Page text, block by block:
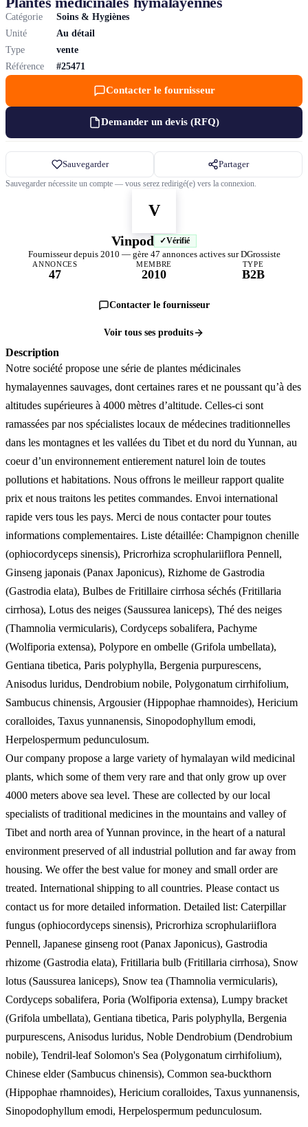
Catégorie
Soins & Hygiènes
Unité
Au détail
Type
vente
Référence
#25471
Contacter le fournisseur
Demander un devis (RFQ)
Sauvegarder Partager
Sauvegarder nécessite un compte — vous serez redirigé(e) vers la connexion.
V
Vinpod Vérifié
Fournisseur depuis 2010 — gère 47 annonces actives sur DGrossiste
ANNONCES
47
MEMBRE
2010
TYPE
B2B
Contacter le fournisseur
Voir tous ses produits
Description
Notre société propose une série de plantes médicinales
hymalayennes sauvages, dont certaines rares et ne poussant qu’à des
altitudes supérieures à 4000 mètres d’altitude. Celles-ci sont
ramassées par nos spécialistes locaux de médecines traditionnelles
dans les montagnes et les vallées du Tibet et du nord du Yunnan, au
coeur d’un environnement entierement naturel loin de toutes
pollutions et habitations. Nous offrons le meilleur rapport qualite
prix et nous traitons les petites commandes. Envoi international
rapide vers tous les pays. Merci de nous contacter pour toutes
informations complementaires. Liste détaillée: Champignon chenille
(ophiocordyceps sinensis), Pricrorhiza scrophulariiflora Pennell,
Ginseng japonais (Panax Japonicus), Rizhome de Gastrodia
(Gastrodia elata), Bulbes de Fritillaire cirrhosa séchés (Fritillaria
cirrhosa), Lotus des neiges (Saussurea laniceps), Thé des neiges
(Thamnolia vermicularis), Cordyceps sobalifera, Pachyme
(Wolfiporia extensa), Polypore en ombelle (Grifola umbellata),
Gentiana tibetica, Paris polyphylla, Bergenia purpurescens,
Anisodus luridus, Dendrobium nobile, Polygonatum cirrhifolium,
Sambucus chinensis, Argousier (Hippophae rhamnoides), Hericium
coralloides, Taxus yunnanensis, Sinopodophyllum emodi,
Herpelospermum pedunculosum.
Our company propose a large variety of hymalayan wild medicinal
plants, which some of them very rare and that only grow up over
4000 meters above sea level. These are collected by our local
specialists of traditional medicines in the mountains and valley of
Tibet and north area of Yunnan province, in the heart of a natural
environment preserved of all industrial pollution and far away from
housing. We offer the best value for money and small order are
treated. International shipping to all countries. Please contact us
contact us for more detailed information. Detailed list: Caterpillar
fungus (ophiocordyceps sinensis), Pricrorhiza scrophulariiflora
Pennell, Japanese ginseng root (Panax Japonicus), Gastrodia
rhizome (Gastrodia elata), Fritillaria bulb (Fritillaria cirrhosa), Snow
lotus (Saussurea laniceps), Snow tea (Thamnolia vermicularis),
Cordyceps sobalifera, Poria (Wolfiporia extensa), Lumpy bracket
(Grifola umbellata), Gentiana tibetica, Paris polyphylla, Bergenia
purpurescens, Anisodus luridus, Noble Dendrobium (Dendrobium
nobile), Tendril-leaf Solomon's Sea (Polygonatum cirrhifolium),
Chinese elder (Sambucus chinensis), Common sea-buckthorn
(Hippophae rhamnoides), Hericium coralloides, Taxus yunnanensis,
Sinopodophyllum emodi, Herpelospermum pedunculosum.